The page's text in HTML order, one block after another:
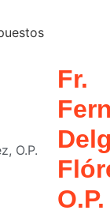
Fr.
O.P.